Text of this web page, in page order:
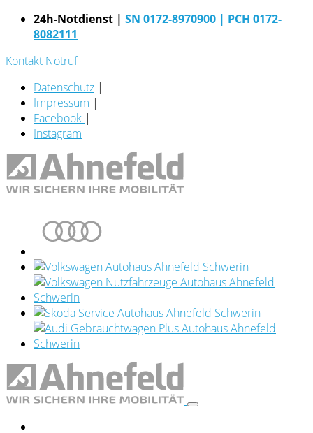
24h-Notdienst | SN 0172-8970900 | PCH 0172-
8082111
Kontakt Notruf
Datenschutz |
Impressum |
Facebook |
Instagram